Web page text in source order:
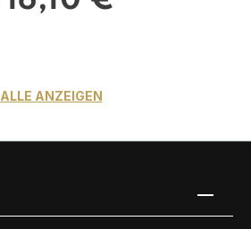
ALLE ANZEIGEN